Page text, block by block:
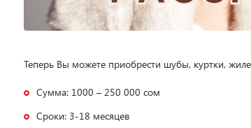
Теперь Вы можете приобрести шубы, куртки,
Сумма: 1000 – 250 000 сом
Сроки: 3-18 месяцев